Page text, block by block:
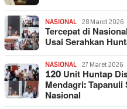
NASIONAL 28 Maret 2026
Tercepat di
Usai Serahkan
NASIONAL 27 Maret 2026
120 Unit Huntap
Mendagri:
Nasional